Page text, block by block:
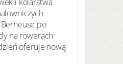
po
na rowerach
oferuje nową